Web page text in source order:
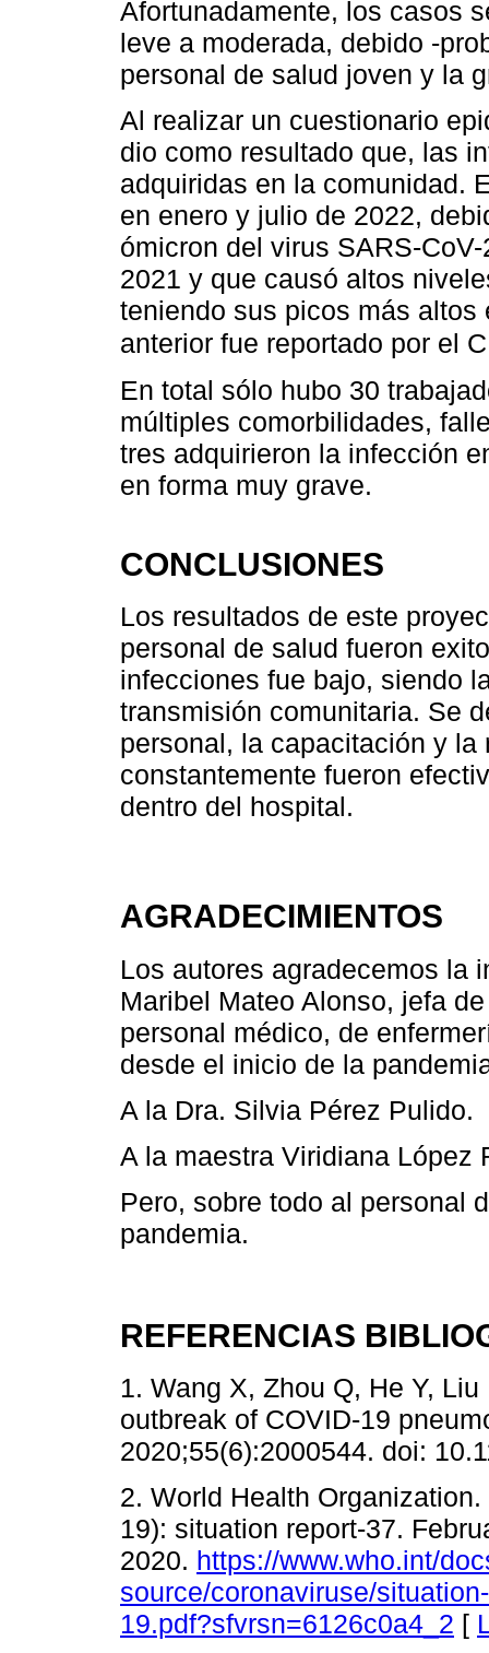
Afortunadamente, los casos
leve a moderada, debido -
personal de salud joven y la
Al realizar un cuestionario
dio como resultado que, las
adquiridas en la comunidad.
en enero y julio de 2022,
ómicron del virus SARS-
2021 y que causó altos
teniendo sus picos más
anterior fue reportado por el
En total sólo hubo 30
múltiples comorbilidades,
tres adquirieron la infección
en forma muy grave.
CONCLUSIONES
Los resultados de este
personal de salud fueron
infecciones fue bajo, siendo
transmisión comunitaria. Se
personal, la capacitación y la
constantemente fueron
dentro del hospital.
AGRADECIMIENTOS
Los autores agradecemos la
Maribel Mateo Alonso, jefa
personal médico, de
desde el inicio de la
A la Dra. Silvia Pérez Pulido.
A la maestra Viridiana López
Pero, sobre todo al personal
pandemia.
REFERENCIAS
1. Wang X, Zhou Q, He Y,
outbreak of COVID-19
2020;55(6):2000544. doi:
2. World Health
19): situation report-37.
2020. https://www.who.int/
source/coronaviruse/
19.pdf?sfvrsn=6126c0a4_2 [